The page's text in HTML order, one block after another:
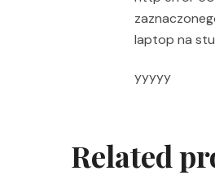
laptop na
yyyyy
Related